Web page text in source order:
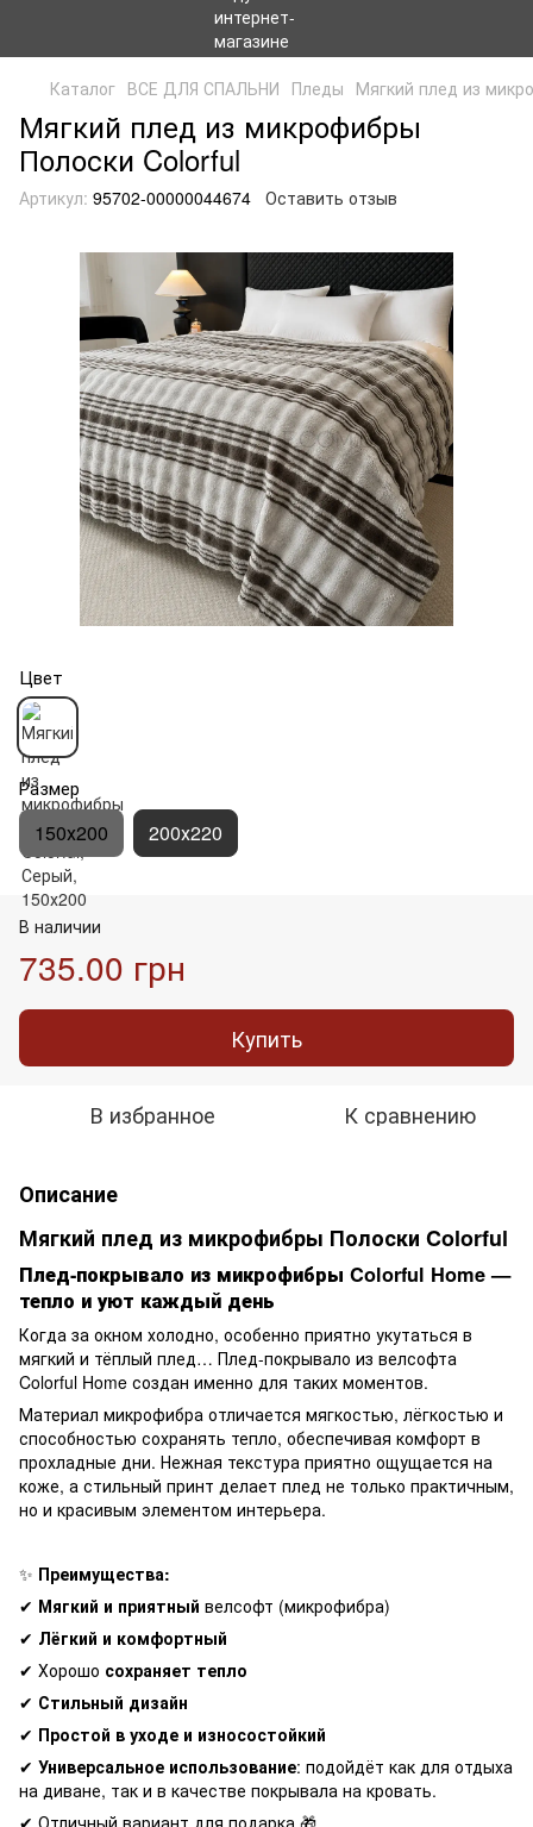
Каталог ВСЕ ДЛЯ СПАЛЬНИ Пледы Мягкий плед из
Мягкий плед из микрофибры
Полоски Colorful
Артикул: 95702-00000044674 Оставить отзыв
Цвет
Размер
150х200 200х220
В наличии
735.00 грн
Купить
В избранное К сравнению
Описание
Мягкий плед из микрофибры Полоски Colorful
Плед-покрывало из микрофибры Colorful Home —
тепло и уют каждый день
Когда за окном холодно, особенно приятно укутаться в
мягкий и тёплый плед… Плед-покрывало из велсофта
Colorful Home создан именно для таких моментов.
Материал микрофибра отличается мягкостью, лёгкостью и
способностью сохранять тепло, обеспечивая комфорт в
прохладные дни. Нежная текстура приятно ощущается на
коже, а стильный принт делает плед не только практичным,
но и красивым элементом интерьера.
✨ Преимущества:
✔ Мягкий и приятный велсофт (микрофибра)
✔ Лёгкий и комфортный
✔ Хорошо сохраняет тепло
✔ Стильный дизайн
✔ Простой в уходе и износостойкий
✔ Универсальное использование: подойдёт как для отдыха
на диване, так и в качестве покрывала на кровать.